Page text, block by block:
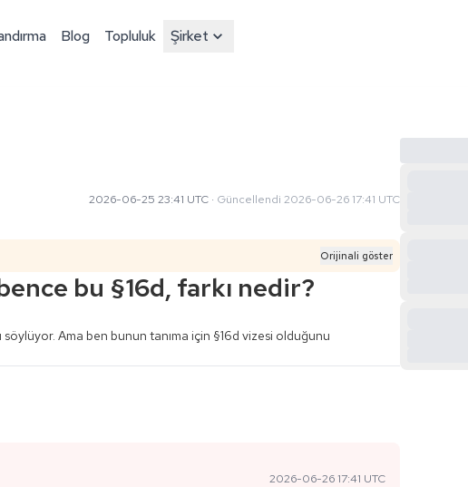
Blog Topluluk Şirket
2026-06-25 23:41 UTC· Güncellendi 2026-06-26 17:41 UTC
Orijinali göster
bu §16d, farkı nedir?
Ama ben bunun tanıma için §16d vizesi olduğunu
2026-06-26 17:41 UTC